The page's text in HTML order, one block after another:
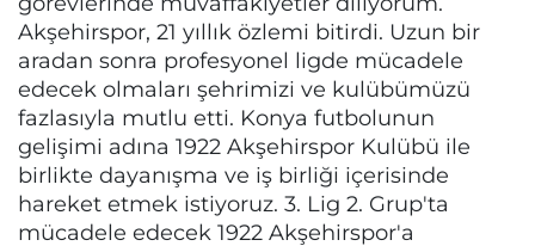
Akşehirspor, 21 yıllık özlemi bitirdi. Uzun bir
aradan sonra profesyonel ligde mücadele
edecek olmaları şehrimizi ve kulübümüzü
fazlasıyla mutlu etti. Konya futbolunun
gelişimi adına 1922 Akşehirspor Kulübü ile
birlikte dayanışma ve iş birliği içerisinde
hareket etmek istiyoruz. 3. Lig 2. Grup'ta
mücadele edecek 1922 Akşehirspor'a